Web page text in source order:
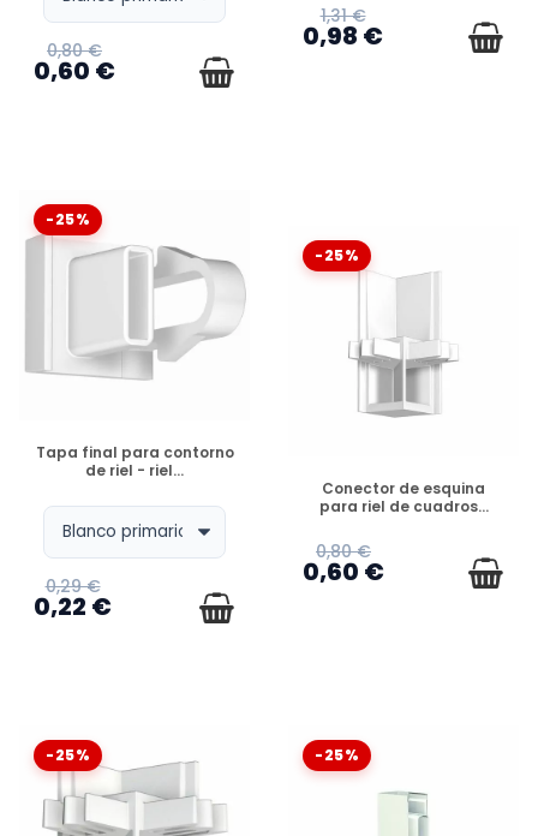
0,80 €
0,60 €
1,31 €
0,98 €
-25%
DISPONIBLE
Tapa final para contorno
de riel - riel...
0,29 €
0,22 €
-25%
Conector de esquina
para riel de cuadros...
0,80 €
0,60 €
-25% -25%